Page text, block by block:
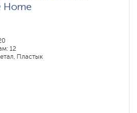
Home
12
Пластык
пирог, запекание, выпечка, пицца,